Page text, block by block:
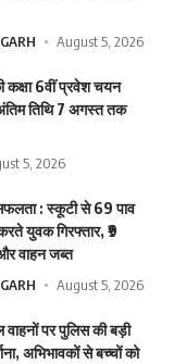
August 5, 2026
कक्षा 6वीं प्रवेश चयन
तिथि 7 अगस्त तक
5, 2026
: स्कूटी से 69 पाव
युवक गिरफ्तार, ₹9
वाहन जब्त
August 5, 2026
पर पुलिस की बड़ी
अभिभावकों से बच्चों को